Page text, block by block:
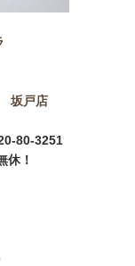
坂戸店
80-3251
休！